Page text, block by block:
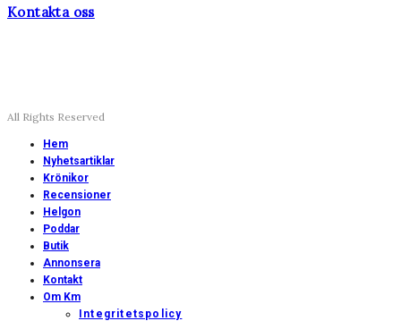
Kontakta oss
All Rights Reserved
Hem
Nyhetsartiklar
Krönikor
Recensioner
Helgon
Poddar
Butik
Annonsera
Kontakt
Om Km
Integritetspolicy